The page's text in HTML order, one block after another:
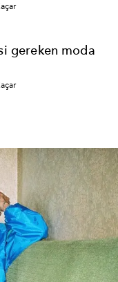
gereken moda